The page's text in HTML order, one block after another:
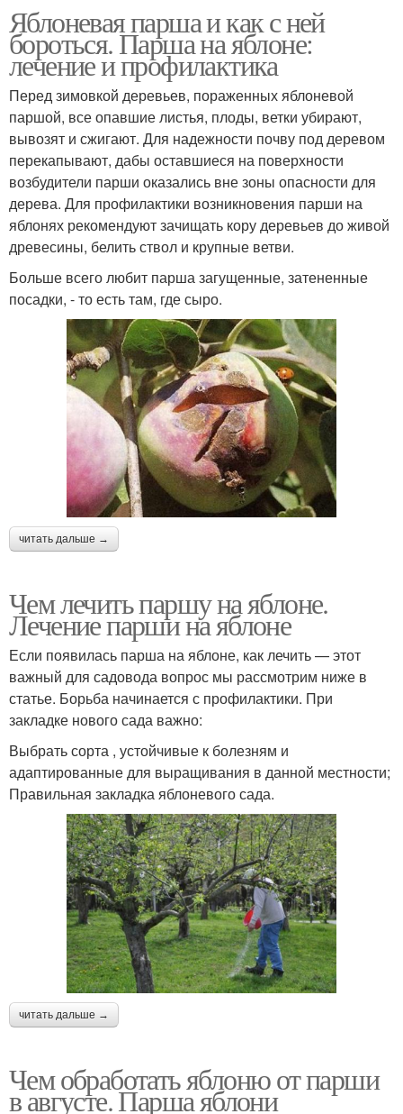
Яблоневая парша и как с ней
бороться. Парша на яблоне:
лечение и профилактика
Перед зимовкой деревьев, пораженных яблоневой
паршой, все опавшие листья, плоды, ветки убирают,
вывозят и сжигают. Для надежности почву под деревом
перекапывают, дабы оставшиеся на поверхности
возбудители парши оказались вне зоны опасности для
дерева. Для профилактики возникновения парши на
яблонях рекомендуют зачищать кору деревьев до живой
древесины, белить ствол и крупные ветви.
Больше всего любит парша загущенные, затененные
посадки, - то есть там, где сыро.
читать дальше →
Чем лечить паршу на яблоне.
Лечение парши на яблоне
Если появилась парша на яблоне, как лечить — этот
важный для садовода вопрос мы рассмотрим ниже в
статье. Борьба начинается с профилактики. При
закладке нового сада важно:
Выбрать сорта , устойчивые к болезням и
адаптированные для выращивания в данной местности;
Правильная закладка яблоневого сада.
читать дальше →
Чем обработать яблоню от парши
в августе. Парша яблони